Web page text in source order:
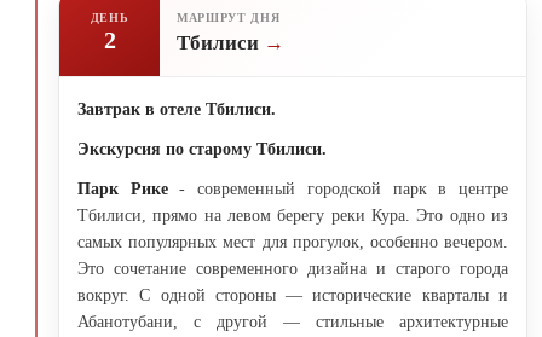
ДЕНЬ
2
МАРШРУТ ДНЯ
Тбилиси
Завтрак в отеле Тбилиси.
Экскурсия по старому Тбилиси.
Парк Рике- современный городской парк в центре
Тбилиси, прямо на левом берегу реки Кура. Это одно из
самых популярных мест для прогулок, особенно вечером.
Это сочетание современного дизайна и старого города
вокруг. С одной стороны — исторические кварталы и
Абанотубани, с другой — стильные архитектурные